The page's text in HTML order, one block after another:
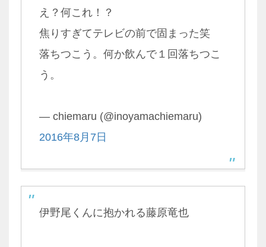
え？何これ！？
焦りすぎてテレビの前で固まった笑
落ちつこう。何か飲んで１回落ちつこ
う。
— chiemaru (@inoyamachiemaru)
2016年8月7日
伊野尾くんに抱かれる藤原竜也